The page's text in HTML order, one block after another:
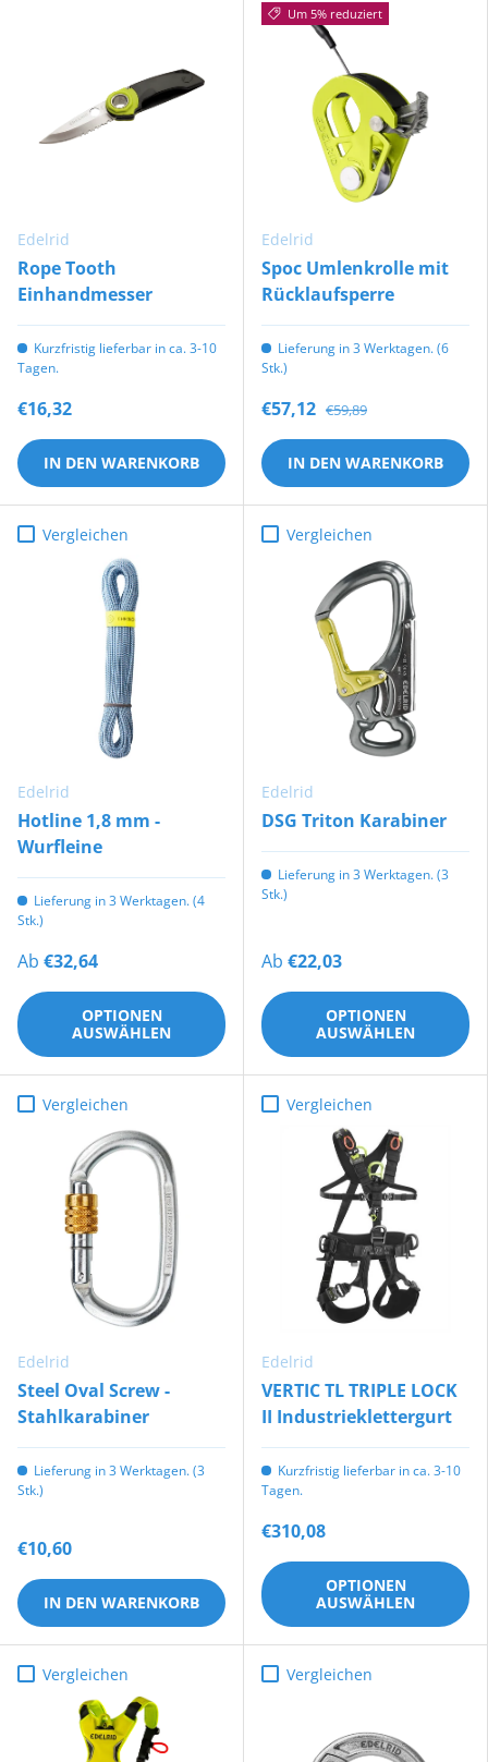
Edelrid
Rope Tooth
Einhandmesser
Kurzfristig lieferbar in ca. 3-10
Tagen.
€16,32
IN DEN WARENKORB
Um 5% reduziert
Edelrid
Spoc Umlenkrolle mit
Rücklaufsperre
Lieferung in 3 Werktagen. (6
Stk.)
€57,12 €59,89
IN DEN WARENKORB
Vergleichen
Edelrid
Hotline 1,8 mm -
Wurfleine
Lieferung in 3 Werktagen. (4
Stk.)
Ab €32,64
OPTIONEN
AUSWÄHLEN
Vergleichen
Edelrid
DSG Triton Karabiner
Lieferung in 3 Werktagen. (3
Stk.)
Ab €22,03
OPTIONEN
AUSWÄHLEN
Vergleichen
Edelrid
Steel Oval Screw -
Stahlkarabiner
Lieferung in 3 Werktagen. (3
Stk.)
€10,60
IN DEN WARENKORB
Vergleichen
Edelrid
VERTIC TL TRIPLE LOCK
II Industrieklettergurt
Kurzfristig lieferbar in ca. 3-10
Tagen.
€310,08
OPTIONEN
AUSWÄHLEN
Vergleichen Vergleichen